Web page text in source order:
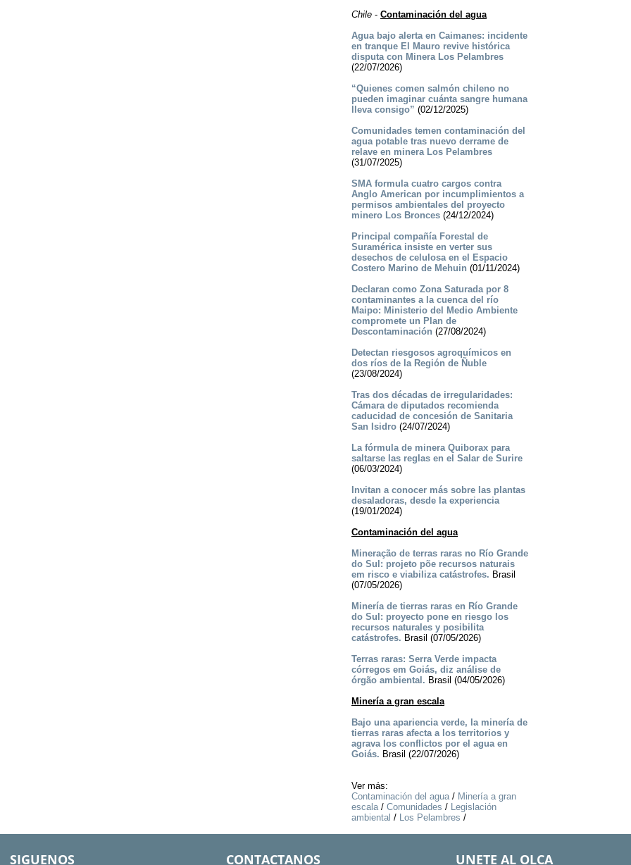
Chile- Contaminación del agua
Agua bajo alerta en Caimanes: incidente
en tranque El Mauro revive histórica
disputa con Minera Los Pelambres
(22/07/2026)
“Quienes comen salmón chileno no
pueden imaginar cuánta sangre humana
lleva consigo” (02/12/2025)
Comunidades temen contaminación del
agua potable tras nuevo derrame de
relave en minera Los Pelambres
(31/07/2025)
SMA formula cuatro cargos contra
Anglo American por incumplimientos a
permisos ambientales del proyecto
minero Los Bronces(24/12/2024)
Principal compañía Forestal de
Suramérica insiste en verter sus
desechos de celulosa en el Espacio
Costero Marino de Mehuin (01/11/2024)
Declaran como Zona Saturada por 8
contaminantes a la cuenca del río
Maipo: Ministerio del Medio Ambiente
compromete un Plan de
Descontaminación (27/08/2024)
Detectan riesgosos agroquímicos en
dos ríos de la Región de Ñuble
(23/08/2024)
Tras dos décadas de irregularidades:
Cámara de diputados recomienda
caducidad de concesión de Sanitaria
San Isidro(24/07/2024)
La fórmula de minera Quiborax para
saltarse las reglas en el Salar de Surire
(06/03/2024)
Invitan a conocer más sobre las plantas
desaladoras, desde la experiencia
(19/01/2024)
Contaminación del agua
Mineração de terras raras no Río Grande
do Sul: projeto põe recursos naturais
em risco e viabiliza catástrofes. Brasil
(07/05/2026)
Minería de tierras raras en Río Grande
do Sul: proyecto pone en riesgo los
recursos naturales y posibilita
catástrofes. Brasil (07/05/2026)
Terras raras: Serra Verde impacta
córregos em Goiás, diz análise de
órgão ambiental. Brasil (04/05/2026)
Minería a gran escala
Bajo una apariencia verde, la minería de
tierras raras afecta a los territorios y
agrava los conflictos por el agua en
Goiás. Brasil (22/07/2026)
Ver más:
Contaminación del agua/ Minería a gran
escala/ Comunidades / Legislación
ambiental / Los Pelambres /
SIGUENOS CONTACTANOS UNETE AL OLCA